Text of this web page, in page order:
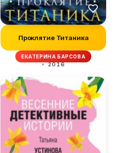
Проклятие Титаника
ЕКАТЕРИНА БАРСОВА
2016